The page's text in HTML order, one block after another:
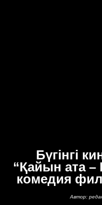
Бүгінгі
“Қайын ата –
комедия
Автор: